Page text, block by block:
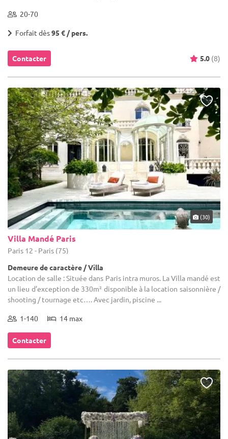
20-70
Forfait dès95 € / pers.
Contacter 5.0 (8)
(30)
Villa Mandé Paris
Paris 12 - Paris (75)
Demeure de caractère / Villa
Location de salle : Située dans Paris intra muros. La Villa mandé est
un lieu d’exception de 330m² disponible à la location saisonnière /
shooting / tournage etc…. Avec jardin, piscine ...
1-140 14 max
Contacter